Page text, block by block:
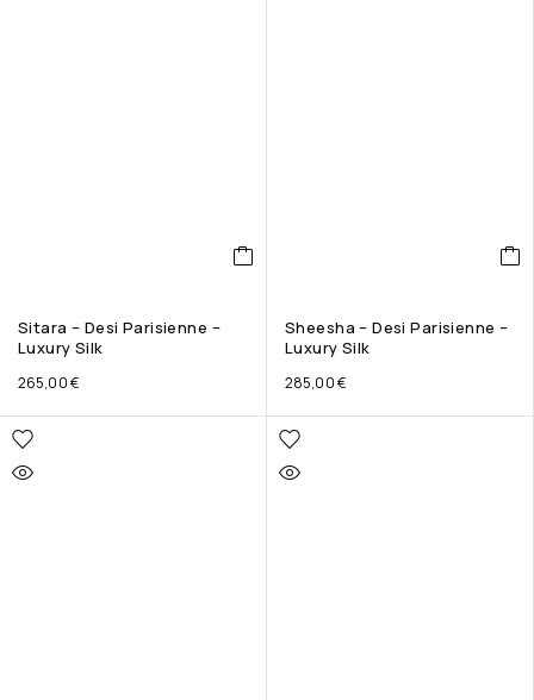
Sitara – Desi Parisienne –
Luxury Silk
265,00€
Sheesha – Desi Parisienne –
Luxury Silk
285,00€